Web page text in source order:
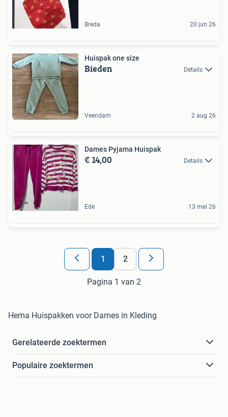
Breda 20 jun 26
Huispak one size
Bieden Details
Veendam 2 aug 26
Dames Pyjama Huispak
€ 14,00 Details
Ede 13 mei 26
1 2
Pagina 1 van 2
Hema Huispakken voor Dames in Kleding
Gerelateerde zoektermen
Populaire zoektermen